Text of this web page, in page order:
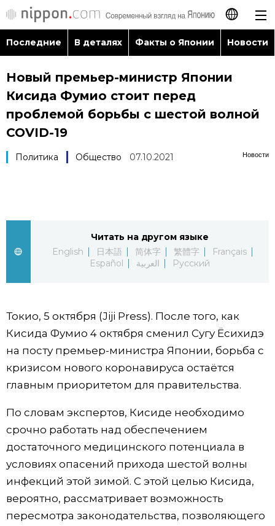
日本語
English
简体字
العربية
Последние
В деталях
Новости
Путеводитель по Японии
Разделы
Политика
Экономика
Общество
Японский калейдоскоп
Семья
Еда и напитки
Последние В деталях Факты о Японии Новости
Новый премьер-министр Японии
Кисида Фумио стоит перед
проблемой борьбы с шестой волной
COVID-19
Новости
Политика Общество 07.10.2021
Читать на другом языке
English
日本語 简体字 繁體字
Français
Español
العربية Русский
Токио, 5 октября (Jiji Press). После того, как
Кисида Фумио 4 октября сменил Сугу Ёсихидэ
на посту премьер-министра Японии, борьба с
кризисом нового коронавируса остаётся
главным приоритетом для правительства.
По словам экспертов, Кисиде необходимо
срочно работать над обеспечением
достаточного медицинского потенциала в
условиях опасений прихода шестой волны
инфекций этой зимой. С этой целью Кисида,
вероятно, рассматривает возможность
пересмотра законодательства, позволяющего